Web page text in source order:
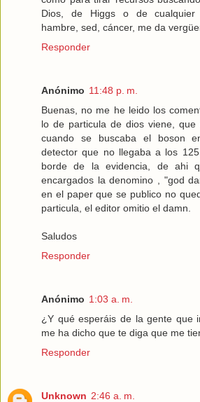
Dios, de Higgs o de cualquier
hambre, sed, cáncer, me da
Responder
Anónimo 11:48 p. m.
Buenas, no me he leido los
lo de particula de dios viene,
cuando se buscaba el boson
detector que no llegaba a los
borde de la evidencia, de ahi
encargados la denomino , "god
en el paper que se publico no
particula, el editor omitio el damn.
Saludos
Responder
Anónimo 1:03 a. m.
¿Y qué esperáis de la gente que
me ha dicho que te diga que me
Responder
Unknown 2:46 a. m.